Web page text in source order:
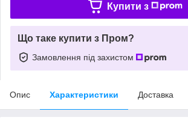
Купити з
Що таке купити з Пром?
Замовлення під захистом
Опис Характеристики Доставка